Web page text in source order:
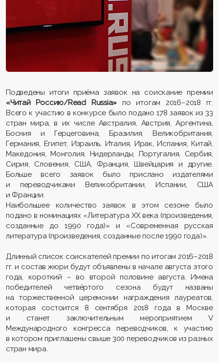
Подведены итоги приёма заявок на соискание премии
«Читай Россию/Read Russia» по итогам 2016–2018 гг.
Всего к участию в конкурсе было подано 178 заявок из 33
стран мира, в их числе Австралия, Австрия, Аргентина,
Босния и Герцеговина, Бразилия, Великобритания,
Германия, Египет, Израиль, Италия, Ирак, Испания, Китай,
Македония, Монголия, Нидерланды, Португалия, Сербия,
Сирия, Словения, США, Франция, Швейцария и другие.
Больше всего заявок было прислано издателями
и переводчиками Великобритании, Испании, США
и Франции.
Наибольшее количество заявок в этом сезоне было
подано в номинациях «Литература ХХ века (произведения,
созданные до 1990 года)» и «Современная русская
литература (произведения, созданные после 1990 года)».
Длинный список соискателей премии по итогам 2016–2018
гг. и состав жюри будут объявлены в начале августа этого
года, короткий – во второй половине августа. Имена
победителей четвёртого сезона будут названы
на торжественной церемонии награждения лауреатов,
которая состоится 8 сентября 2018 года в Москве
и станет заключительным мероприятием V
Международного конгресса переводчиков, к участию
в котором приглашены свыше 300 переводчиков из разных
стран мира.